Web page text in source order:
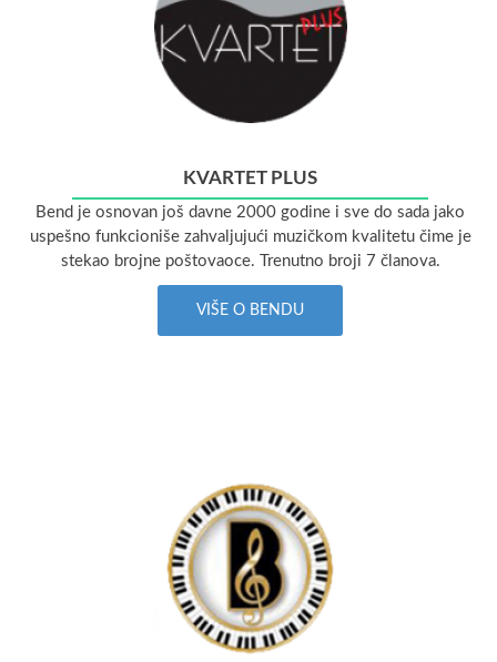
KVARTET PLUS
Bend je osnovan još davne 2000 godine i sve do sada jako
uspešno funkcioniše zahvaljujući muzičkom kvalitetu čime je
stekao brojne poštovaoce. Trenutno broji 7 članova.
VIŠE O BENDU